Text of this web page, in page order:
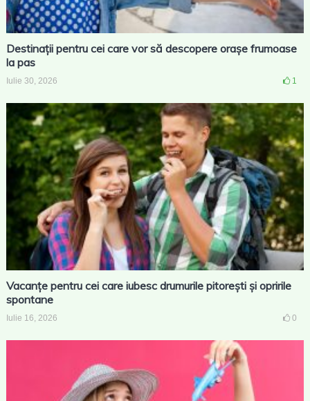
Destinații pentru cei care vor să descopere orașe frumoase
la pas
Iulie 30, 2026 1
Vacanțe pentru cei care iubesc drumurile pitorești și opririle
spontane
Iulie 16, 2026 0